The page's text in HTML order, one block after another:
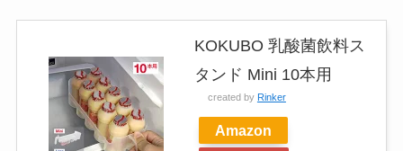
KOKUBO 乳酸菌飲料ス
タンド Mini 10本用
created by Rinker
Amazon